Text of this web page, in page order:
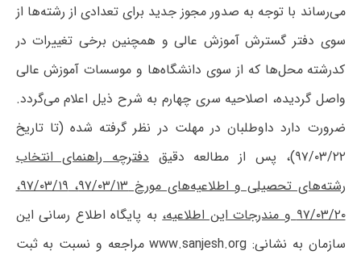
می‌رساند با توجه به صدور مجوز جدید برای تعدادی از رشته‌ها از
سوی دفتر گسترش آموزش عالی و همچنین برخی تغییرات در
کدرشته‌ محل‌ها که از سوی دانشگاه‌ها و موسسات آموزش عالی
واصل گردیده، اصلاحیه سری چهارم به شرح ذیل اعلام می‌گردد.
ضرورت دارد داوطلبان در مهلت در نظر گرفته شده (تا تاریخ
۹۷/۰۳/۲۲)، پس از مطالعه دقیق
دفترچه راهنمای انتخاب
رشته‌های تحصیلی و اطلاعیه‌های مورخ ۹۷/۰۳/۱۳، ۹۷/۰۳/۱۹،
۹۷/۰۳/۲۰ و مندرجات این اطلاعیه،
به پایگاه اطلاع رسانی این
سازمان به نشانی: www.sanjesh.org مراجعه و نسبت به ثبت